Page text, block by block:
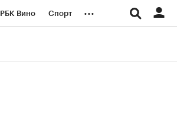
РБК Вино Спорт ...